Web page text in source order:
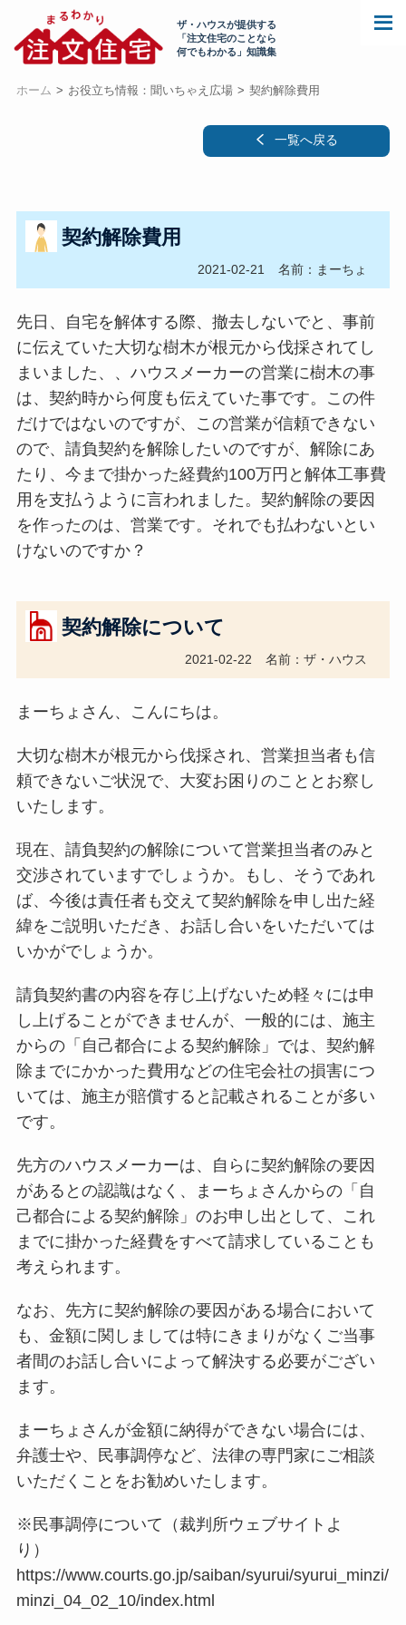
ザ・ハウスが提供する
「注文住宅のことなら
何でもわかる」知識集
ホーム お役立ち情報：聞いちゃえ広場 契約解除費用
一覧へ戻る
契約解除費用
2021-02-21 名前：まーちょ
先日、自宅を解体する際、撤去しないでと、事前
に伝えていた大切な樹木が根元から伐採されてし
まいました、、ハウスメーカーの営業に樹木の事
は、契約時から何度も伝えていた事です。この件
だけではないのですが、この営業が信頼できない
ので、請負契約を解除したいのですが、解除にあ
たり、今まで掛かった経費約100万円と解体工事費
用を支払うように言われました。契約解除の要因
を作ったのは、営業です。それでも払わないとい
けないのですか？
契約解除について
2021-02-22 名前：ザ・ハウス
まーちょさん、こんにちは。
大切な樹木が根元から伐採され、営業担当者も信
頼できないご状況で、大変お困りのこととお察し
いたします。
現在、請負契約の解除について営業担当者のみと
交渉されていますでしょうか。もし、そうであれ
ば、今後は責任者も交えて契約解除を申し出た経
緯をご説明いただき、お話し合いをいただいては
いかがでしょうか。
請負契約書の内容を存じ上げないため軽々には申
し上げることができませんが、一般的には、施主
からの「自己都合による契約解除」では、契約解
除までにかかった費用などの住宅会社の損害につ
いては、施主が賠償すると記載されることが多い
です。
先方のハウスメーカーは、自らに契約解除の要因
があるとの認識はなく、まーちょさんからの「自
己都合による契約解除」のお申し出として、これ
までに掛かった経費をすべて請求していることも
考えられます。
なお、先方に契約解除の要因がある場合において
も、金額に関しましては特にきまりがなくご当事
者間のお話し合いによって解決する必要がござい
ます。
まーちょさんが金額に納得ができない場合には、
弁護士や、民事調停など、法律の専門家にご相談
いただくことをお勧めいたします。
※民事調停について（裁判所ウェブサイトよ
り）
https://www.courts.go.jp/saiban/syurui/syurui_minzi/
minzi_04_02_10/index.html